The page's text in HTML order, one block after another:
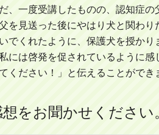
、一度受講したものの、認知症
を見送った後にやはり犬と関わ
でくれたように、保護犬を授かり
には啓発を促されているように
ください！」と伝えることができ
をお聞かせください